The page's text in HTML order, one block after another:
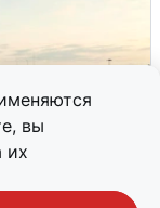
вы
их